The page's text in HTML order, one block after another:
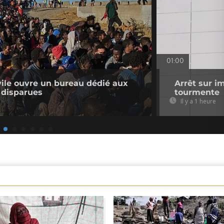
ouvre un bureau dédié aux
01:00
Arrêt sur
tourmente
Il y a 1 heure